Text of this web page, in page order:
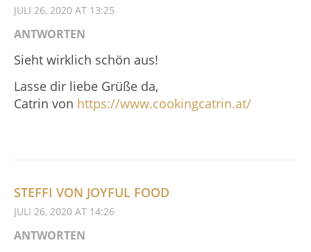
JULI 26, 2020 AT 13:25
ANTWORTEN
Sieht wirklich schön aus!
Lasse dir liebe Grüße da,
Catrin von https://www.cookingcatrin.at/
STEFFI VON JOYFUL FOOD
JULI 26, 2020 AT 14:26
ANTWORTEN